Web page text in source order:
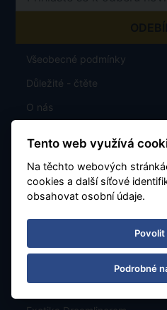
Všeobecné podmínky
Důležité - čtěte
O nás
Garance nezměněné ceny
Bezplatná změna rezervace
Exotika s Airbusem
Tento web využívá
Na těchto webových
cookies a další síťové
obsahovat osobní údaje.
Povolit
Podrobné